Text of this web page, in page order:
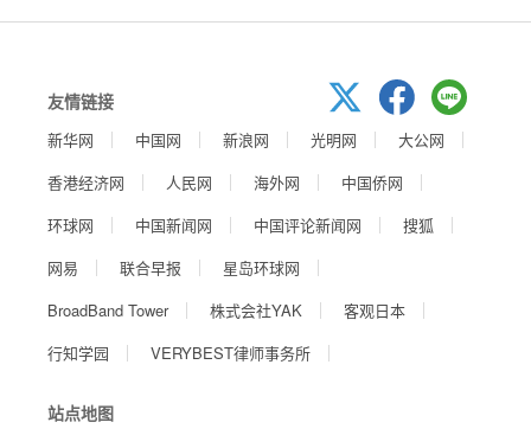
友情链接
新华网 中国网 新浪网 光明网
大公网
香港经济网
人民网 海外网
中国侨网
环球网
中国新闻网 中国评论新闻网
搜狐
网易
联合早报
星岛环球网
BroadBand Tower
株式会社YAK
客观日本
行知学园
VERYBEST律师事务所
站点地图